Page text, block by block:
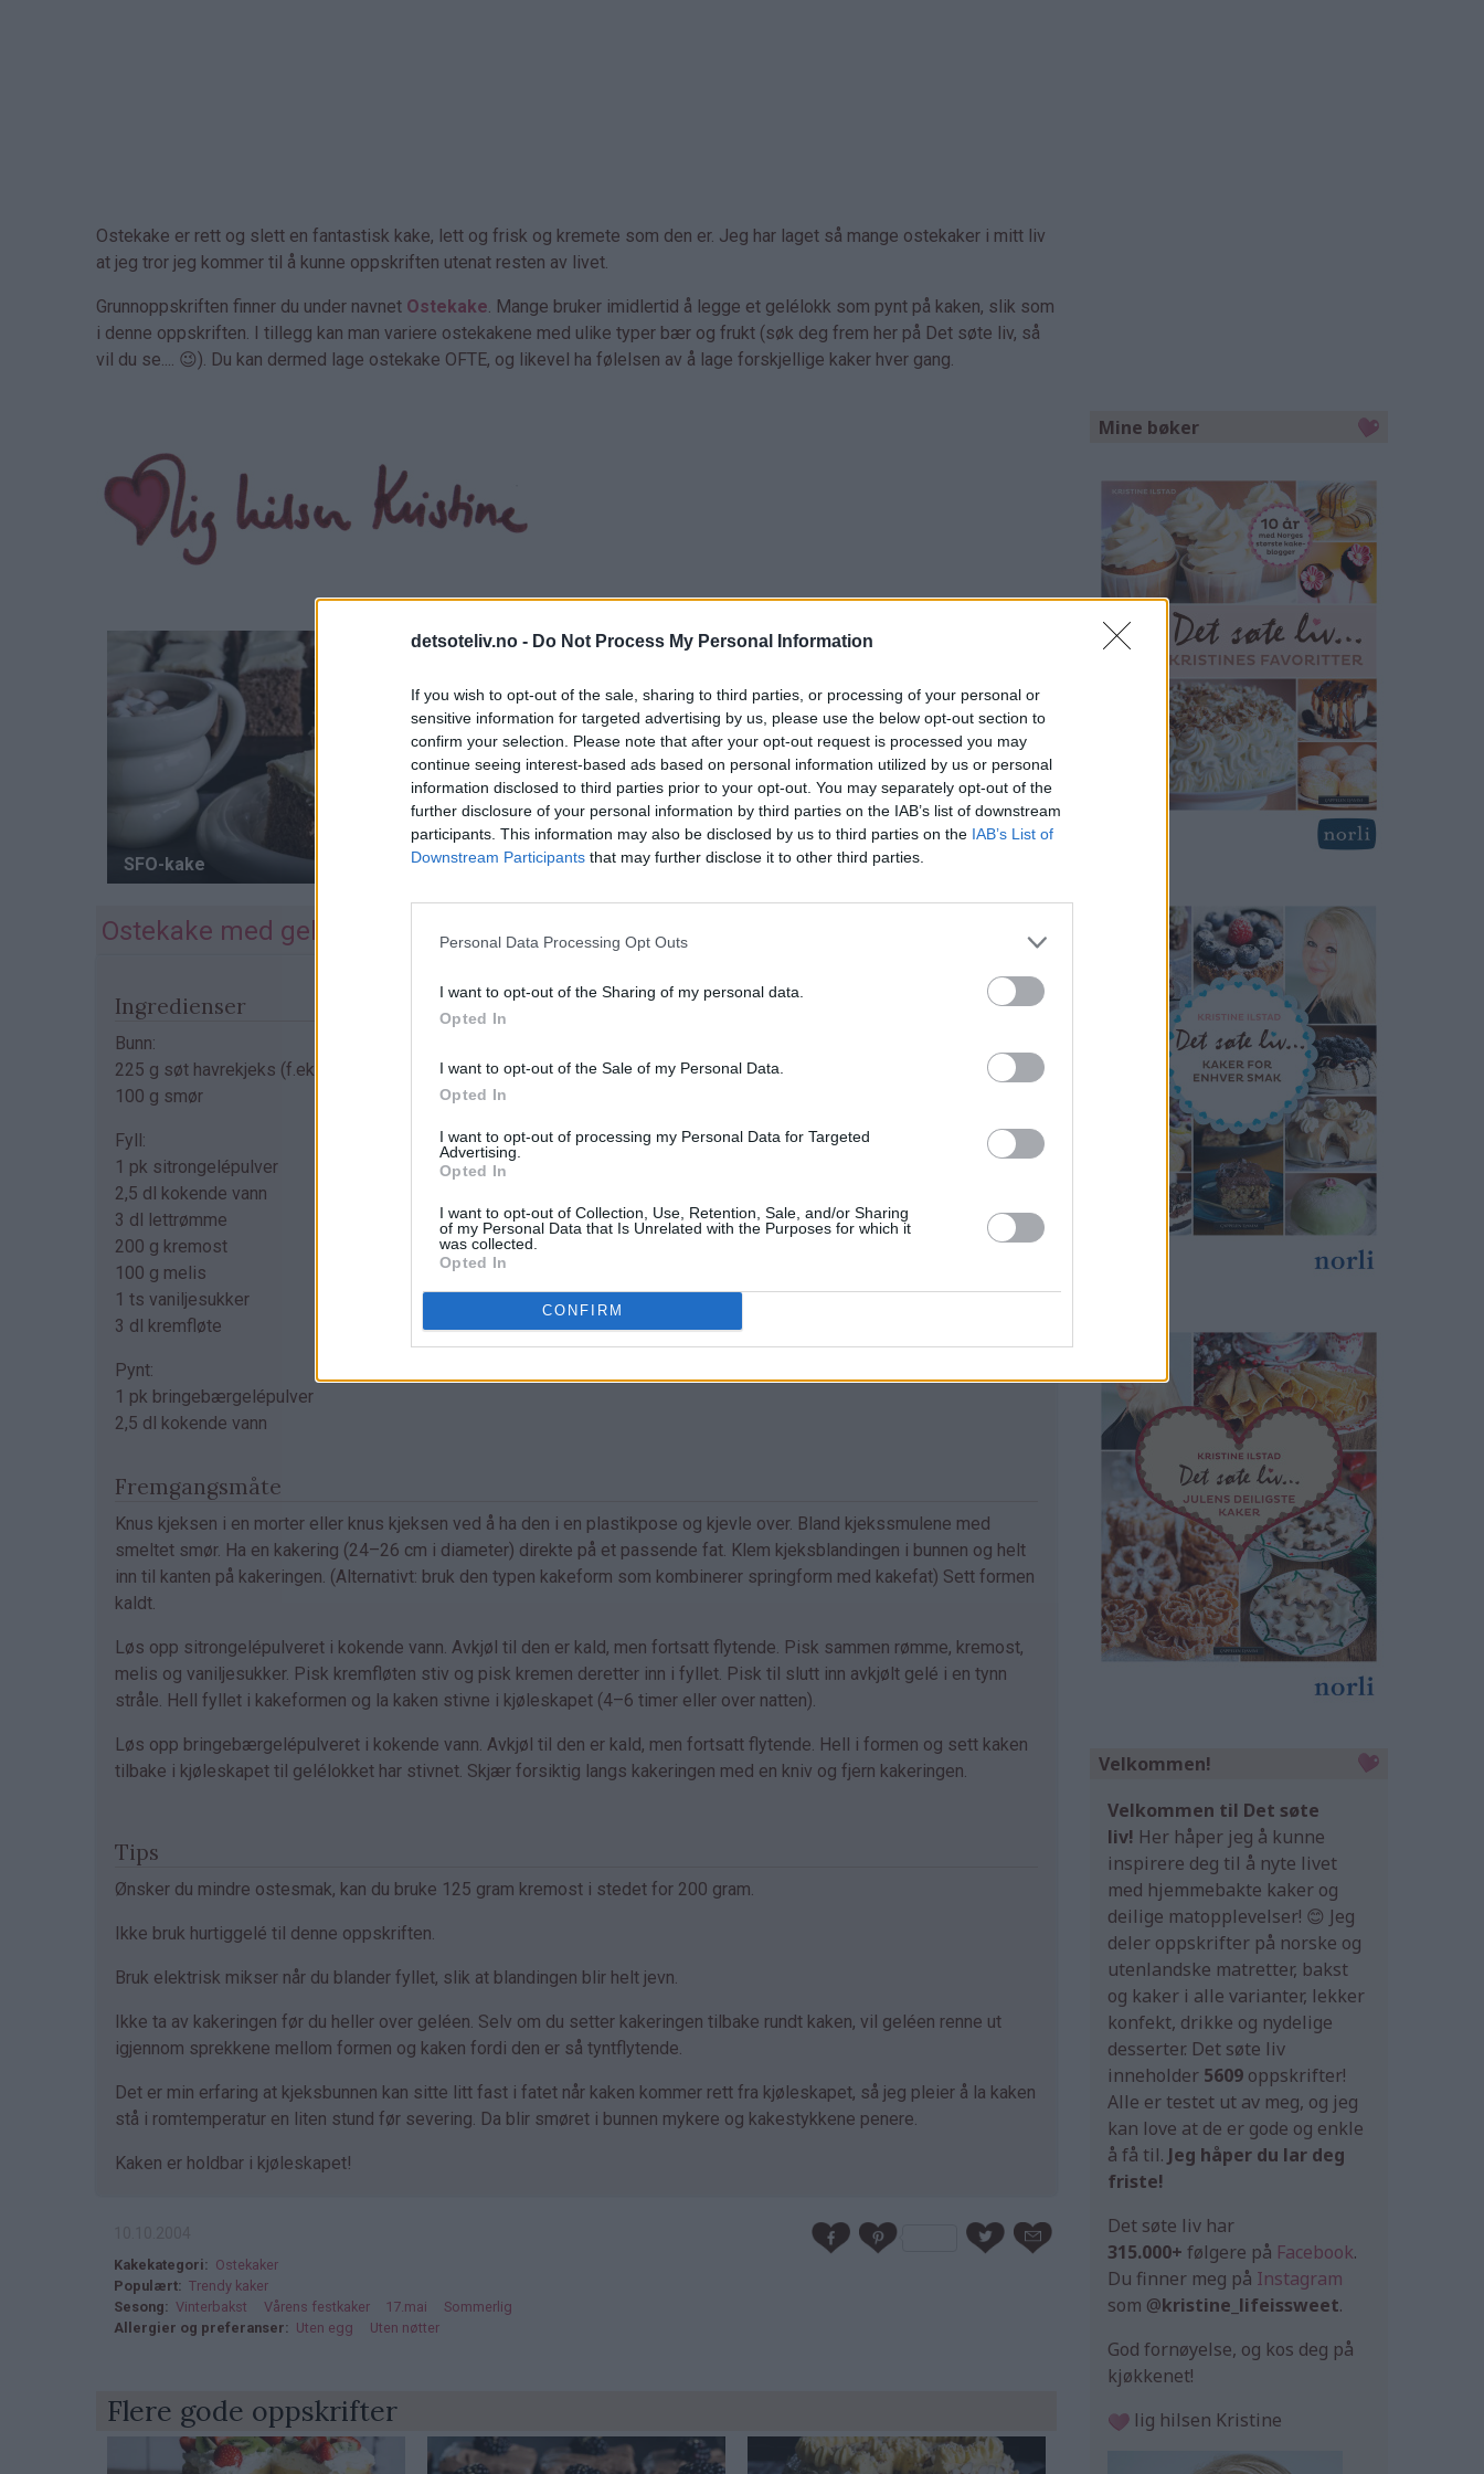
detsoteliv.no - Do Not Process My Personal Information
If you wish to opt-out of the sale, sharing to third parties, or processing of your personal or
sensitive information for targeted advertising by us, please use the below opt-out section to
confirm your selection. Please note that after your opt-out request is processed you may
continue seeing interest-based ads based on personal information utilized by us or personal
information disclosed to third parties prior to your opt-out. You may separately opt-out of the
further disclosure of your personal information by third parties on the IAB’s list of downstream
participants. This information may also be disclosed by us to third parties on the IAB’s List of
Downstream Participants that may further disclose it to other third parties.
Personal Data Processing Opt Outs
I want to opt-out of the Sharing of my personal data.
Opted In
I want to opt-out of the Sale of my Personal Data.
Opted In
I want to opt-out of processing my Personal Data for Targeted
Advertising.
Opted In
I want to opt-out of Collection, Use, Retention, Sale, and/or Sharing
of my Personal Data that Is Unrelated with the Purposes for which it
was collected.
Opted In
CONFIRM
Ostekake er rett og slett en fantastisk kake, lett og frisk og kremete som den er. Jeg har laget så mange ostekaker i mitt liv
at jeg tror jeg kommer til å kunne oppskriften utenat resten av livet.
Grunnoppskriften finner du under navnet Ostekake. Mange bruker imidlertid å legge et gelélokk som pynt på kaken, slik som
i denne oppskriften. I tillegg kan man variere ostekakene med ulike typer bær og frukt (søk deg frem her på Det søte liv, så
vil du se.... 😉). Du kan dermed lage ostekake OFTE, og likevel ha følelsen av å lage forskjellige kaker hver gang.
Ostekake med gelélokk
Ingredienser
Bunn:
225 g søt havrekjeks (f.eks. 3/4 pk Bixit)
100 g smør
Fyll:
1 pk sitrongelépulver
2,5 dl kokende vann
3 dl lettrømme
200 g kremost
100 g melis
1 ts vaniljesukker
3 dl kremfløte
Pynt:
1 pk bringebærgelépulver
2,5 dl kokende vann
Fremgangsmåte
Knus kjeksen i en morter eller knus kjeksen ved å ha den i en plastikpose og kjevle over. Bland kjekssmulene med
smeltet smør. Ha en kakering (24–26 cm i diameter) direkte på et passende fat. Klem kjeksblandingen i bunnen og helt
inn til kanten på kakeringen. (Alternativt: bruk den typen kakeform som kombinerer springform med kakefat) Sett formen
kaldt.
Løs opp sitrongelépulveret i kokende vann. Avkjøl til den er kald, men fortsatt flytende. Pisk sammen rømme, kremost,
melis og vaniljesukker. Pisk kremfløten stiv og pisk kremen deretter inn i fyllet. Pisk til slutt inn avkjølt gelé i en tynn
stråle. Hell fyllet i kakeformen og la kaken stivne i kjøleskapet (4–6 timer eller over natten).
Løs opp bringebærgelépulveret i kokende vann. Avkjøl til den er kald, men fortsatt flytende. Hell i formen og sett kaken
tilbake i kjøleskapet til gelélokket har stivnet. Skjær forsiktig langs kakeringen med en kniv og fjern kakeringen.
Tips
Ønsker du mindre ostesmak, kan du bruke 125 gram kremost i stedet for 200 gram.
Ikke bruk hurtiggelé til denne oppskriften.
Bruk elektrisk mikser når du blander fyllet, slik at blandingen blir helt jevn.
Ikke ta av kakeringen før du heller over geléen. Selv om du setter kakeringen tilbake rundt kaken, vil geléen renne ut
igjennom sprekkene mellom formen og kaken fordi den er så tyntflytende.
Det er min erfaring at kjeksbunnen kan sitte litt fast i fatet når kaken kommer rett fra kjøleskapet, så jeg pleier å la kaken
stå i romtemperatur en liten stund før severing. Da blir smøret i bunnen mykere og kakestykkene penere.
Kaken er holdbar i kjøleskapet!
Kakekategori
Ostekaker
Populært
Trendy kaker
Sesong
Vinterbakst Vårens festkaker 17.mai
Sommerlig
Allergier og preferanser
Uten egg Uten nøtter
Mine bøker
Velkommen!
Velkommen til Det søte
liv! Her håper jeg å kunne
inspirere deg til å nyte livet
med hjemmebakte kaker og
deilige matopplevelser! 😊 Jeg
deler oppskrifter på norske og
utenlandske matretter, bakst
og kaker i alle varianter, lekker
konfekt, drikke og nydelige
desserter. Det søte liv
inneholder 5609 oppskrifter!
Alle er testet ut av meg, og jeg
kan love at de er gode og enkle
å få til. Jeg håper du lar deg
friste!
Det søte liv har
315.000+ følgere på Facebook.
Du finner meg på Instagram
som @kristine_lifeissweet.
God fornøyelse, og kos deg på
kjøkkenet!
lig hilsen Kristine